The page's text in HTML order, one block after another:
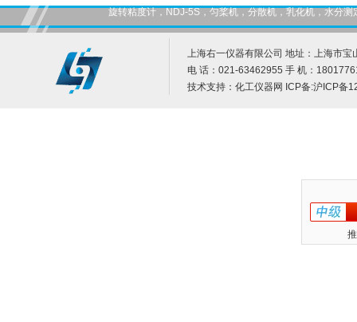
旋转粘度计，NDJ-5S，匀桨机，分散机，乳化机，水分
上海右一仪器有限公司 地址：上海市宝
电 话：021-63462955 手 机：
技术支持： 化工仪器网 ICP备:沪ICP备